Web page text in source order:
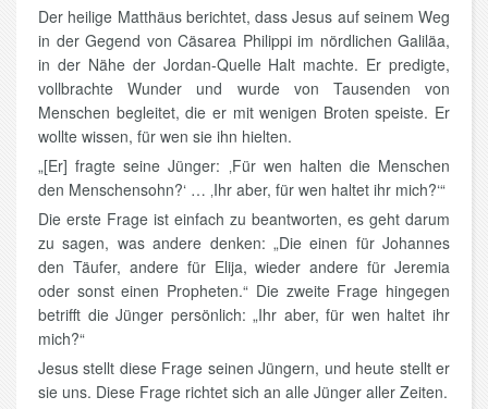
Der heilige Matthäus berichtet, dass Jesus auf seinem Weg
in der Gegend von Cäsarea Philippi im nördlichen Galiläa,
in der Nähe der Jordan-Quelle Halt machte. Er predigte,
vollbrachte Wunder und wurde von Tausenden von
Menschen begleitet, die er mit wenigen Broten speiste. Er
wollte wissen, für wen sie ihn hielten.
„[Er] fragte seine Jünger: ‚Für wen halten die Menschen
den Menschensohn?‘ … ‚Ihr aber, für wen haltet ihr mich?‘“
Die erste Frage ist einfach zu beantworten, es geht darum
zu sagen, was andere denken: „Die einen für Johannes
den Täufer, andere für Elija, wieder andere für Jeremia
oder sonst einen Propheten.“ Die zweite Frage hingegen
betrifft die Jünger persönlich: „Ihr aber, für wen haltet ihr
mich?“
Jesus stellt diese Frage seinen Jüngern, und heute stellt er
sie uns. Diese Frage richtet sich an alle Jünger aller Zeiten.